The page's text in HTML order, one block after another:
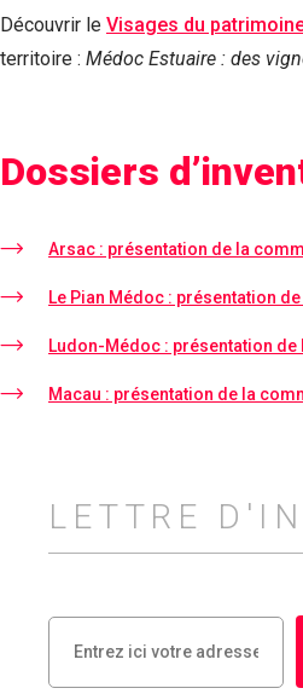
Découvrir le Visages du
territoire : Médoc Estuaire : des
Dossiers
Arsac : présentation de la
Le Pian Médoc : présentation
Ludon-Médoc : présentation de
Macau : présentation de la
LETTRE